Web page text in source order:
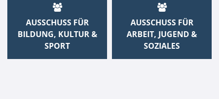
AUSSCHUSS FÜR
BILDUNG, KULTUR &
SPORT
AUSSCHUSS FÜR
ARBEIT, JUGEND &
SOZIALES